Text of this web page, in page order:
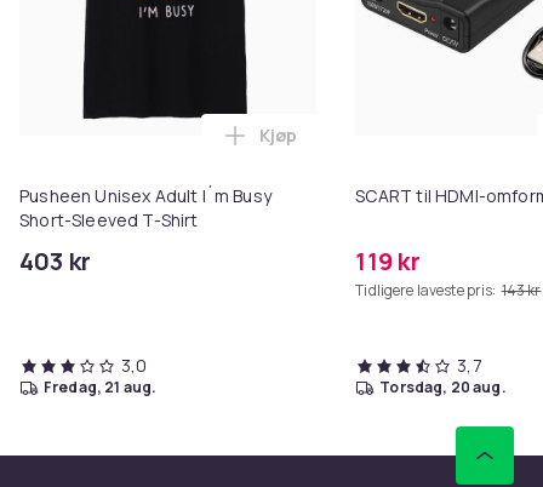
Pusheen Unisex Adult I´m Busy
Short-Sleeved T-Shirt
403 kr
Legg Pusheen Unisex Adult
Kjøp
3,0
fredag, 21 aug.
SCART til HDMI-
119 kr
Tidligere laveste pris: 143 kr
3,7
torsdag, 20 aug.